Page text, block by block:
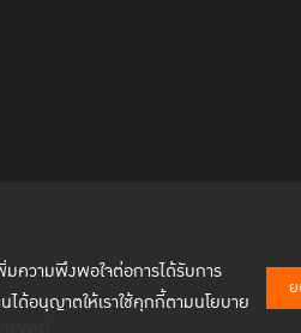
ความพึงพอใจต่อการได้รับการ
ได้อนุญาตให้เราใช้คุกกี้ตามนโยบาย